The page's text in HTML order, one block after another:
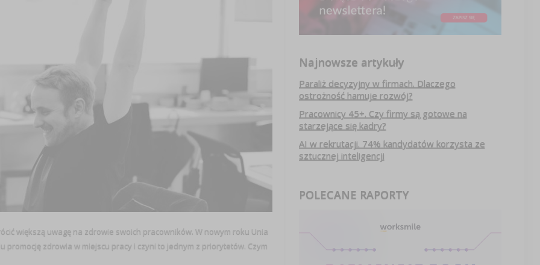
większą uwagę na zdrowie swoich pracowników. W nowym roku Unia
zdrowia w miejscu pracy i czyni to jednym z priorytetów. Czym
Najnowsze artykuły
Paraliż decyzyjny w firmach. Dlaczego
ostrożność hamuje rozwój?
Pracownicy 45+. Czy firmy są gotowe na
starzejące się kadry?
AI w rekrutacji. 74% kandydatów korzysta ze
sztucznej inteligencji
POLECANE RAPORTY